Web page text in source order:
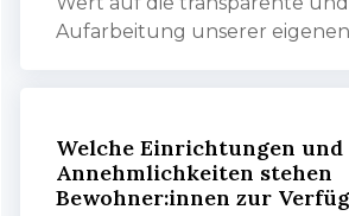
Aufarbeitung unserer
Welche Einrichtungen und
Annehmlichkeiten stehen
Bewohner:innen zur